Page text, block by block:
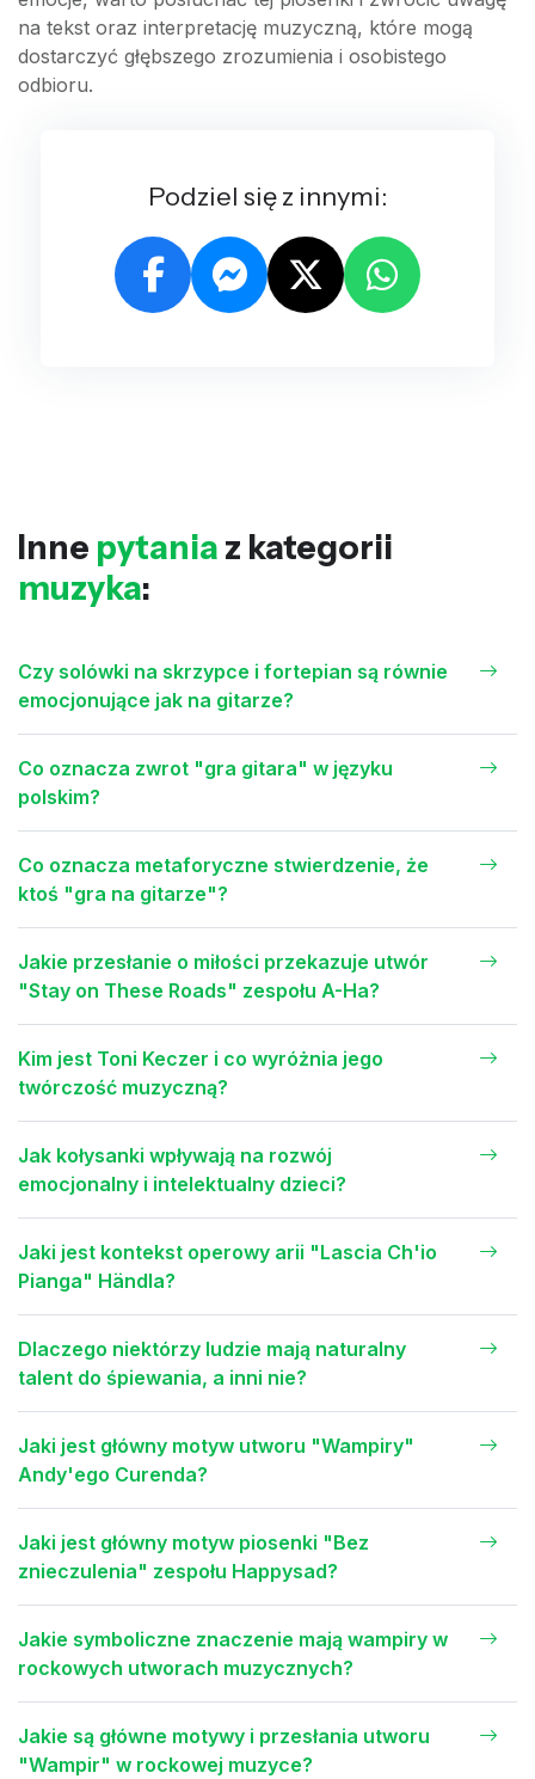
na tekst oraz interpretację muzyczną, które mogą
dostarczyć głębszego zrozumienia i osobistego
odbioru.
Podziel się z innymi:
Inne pytania z kategorii
muzyka:
Czy solówki na skrzypce i fortepian są równie
emocjonujące jak na gitarze?
Co oznacza zwrot "gra gitara" w języku
polskim?
Co oznacza metaforyczne stwierdzenie, że
ktoś "gra na gitarze"?
Jakie przesłanie o miłości przekazuje utwór
"Stay on These Roads" zespołu A-Ha?
Kim jest Toni Keczer i co wyróżnia jego
twórczość muzyczną?
Jak kołysanki wpływają na rozwój
emocjonalny i intelektualny dzieci?
Jaki jest kontekst operowy arii "Lascia Ch'io
Pianga" Händla?
Dlaczego niektórzy ludzie mają naturalny
talent do śpiewania, a inni nie?
Jaki jest główny motyw utworu "Wampiry"
Andy'ego Curenda?
Jaki jest główny motyw piosenki "Bez
znieczulenia" zespołu Happysad?
Jakie symboliczne znaczenie mają wampiry w
rockowych utworach muzycznych?
Jakie są główne motywy i przesłania utworu
"Wampir" w rockowej muzyce?